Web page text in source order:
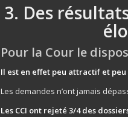
3. Des
Pour la Cour le
Il est en effet peu attractif et
Les demandes n’ont jamais
Les CCI ont rejeté 3/4 des